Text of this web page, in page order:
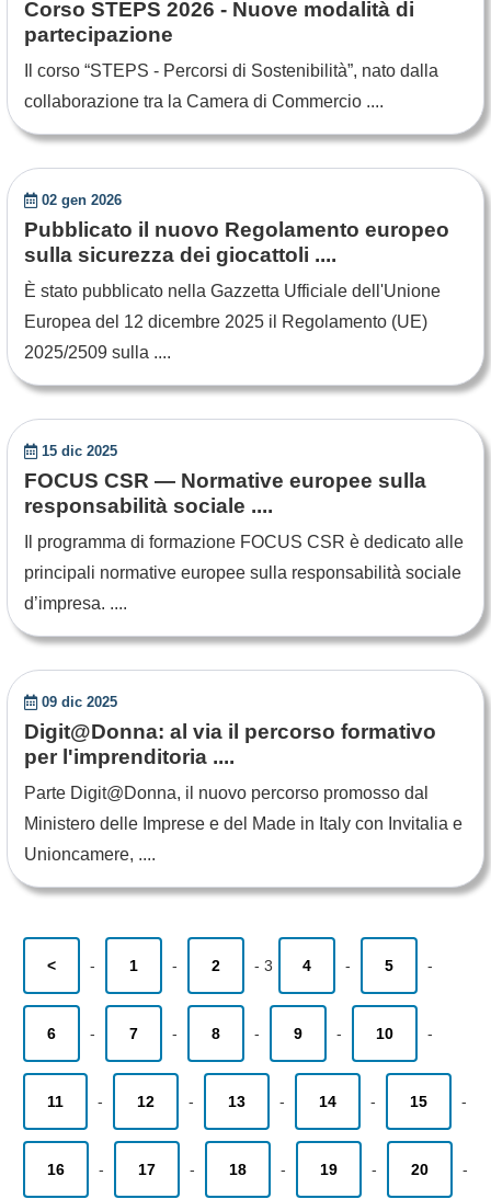
Corso STEPS 2026 - Nuove modalità di
partecipazione
Il corso “STEPS - Percorsi di Sostenibilità”, nato dalla
collaborazione tra la Camera di Commercio ....
02 gen 2026
Pubblicato il nuovo Regolamento europeo
sulla sicurezza dei giocattoli ....
È stato pubblicato nella Gazzetta Ufficiale dell'Unione
Europea del 12 dicembre 2025 il Regolamento (UE)
2025/2509 sulla ....
15 dic 2025
FOCUS CSR — Normative europee sulla
responsabilità sociale ....
Il programma di formazione FOCUS CSR è dedicato alle
principali normative europee sulla responsabilità sociale
d’impresa. ....
09 dic 2025
Digit@Donna: al via il percorso formativo
per l'imprenditoria ....
Parte Digit@Donna, il nuovo percorso promosso dal
Ministero delle Imprese e del Made in Italy con Invitalia e
Unioncamere, ....
< - 1 - 2 - 3 4 - 5 -
6 - 7 - 8 - 9 - 10 -
11 - 12 - 13 - 14 - 15 -
16 - 17 - 18 - 19 - 20 -